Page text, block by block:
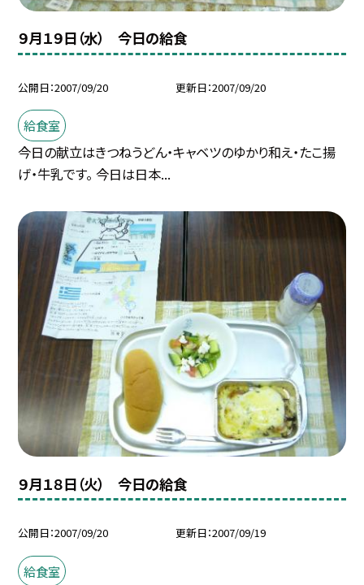
９月１９日（水） 今日の給食
公開日 2007/09/20 更新日 2007/09/20
給食室
今日の献立はきつねうどん・キャベツのゆかり和え・たこ揚
げ・牛乳です。 今日は日本...
９月１８日（火） 今日の給食
公開日 2007/09/20 更新日 2007/09/19
給食室